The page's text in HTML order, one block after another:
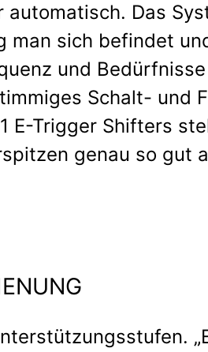
Das
man sich befindet
und Bedürfnisse
Schalt- und
E-Trigger Shifters
genau so gut